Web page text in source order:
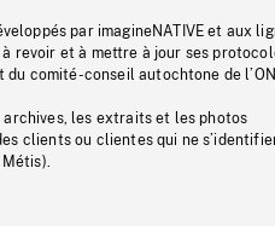
par imagineNATIVE et aux
revoir et à mettre à jour ses
du comité-conseil autochtone de
archives, les extraits et les photos
clients ou clientes qui ne